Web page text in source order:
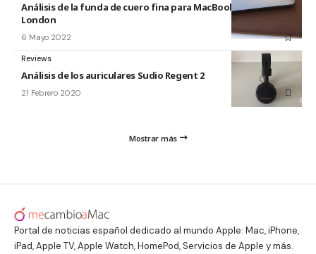
Análisis de la funda de cuero fina para MacBook de Harber
London
6 Mayo 2022
Reviews
Análisis de los auriculares Sudio Regent 2
21 Febrero 2020
Mostrar más
Portal de noticias español dedicado al mundo Apple: Mac, iPhone,
iPad, Apple TV, Apple Watch, HomePod, Servicios de Apple y más.